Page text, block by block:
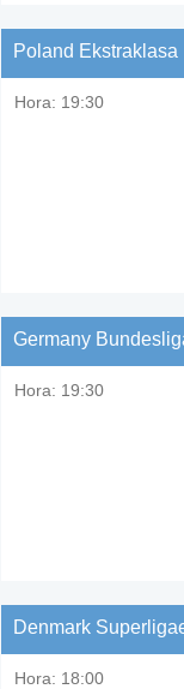
Poland Ekstraklasa
Hora: 19:30
Germany
Hora: 19:30
Denmark
Hora: 18:00